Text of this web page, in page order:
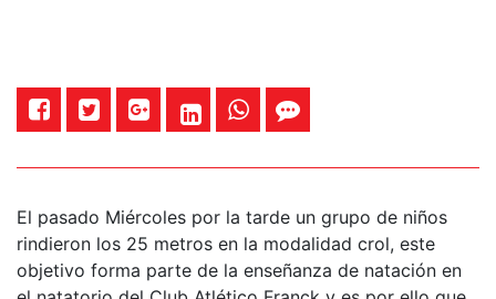
El pasado Miércoles por la tarde un grupo de niños
rindieron los 25 metros en la modalidad crol, este
objetivo forma parte de la enseñanza de natación en